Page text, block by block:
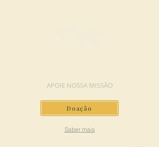
APOIE NOSSA MISSÃO
Doação
Saber mais